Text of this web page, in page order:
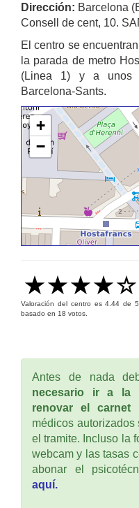
Dirección: Barcelona
Consell de cent, 10.
El centro se
la parada de metro
(Linea 1) y a unos
Barcelona-Sants.
+
−
Valoración del centro es4.44 de5
basado en 18 votos.
Antes de nada
necesario ir a la
renovar el carnet
médicos
el tramite. Incluso la
webcam y las tasas
abonar el
aquí.